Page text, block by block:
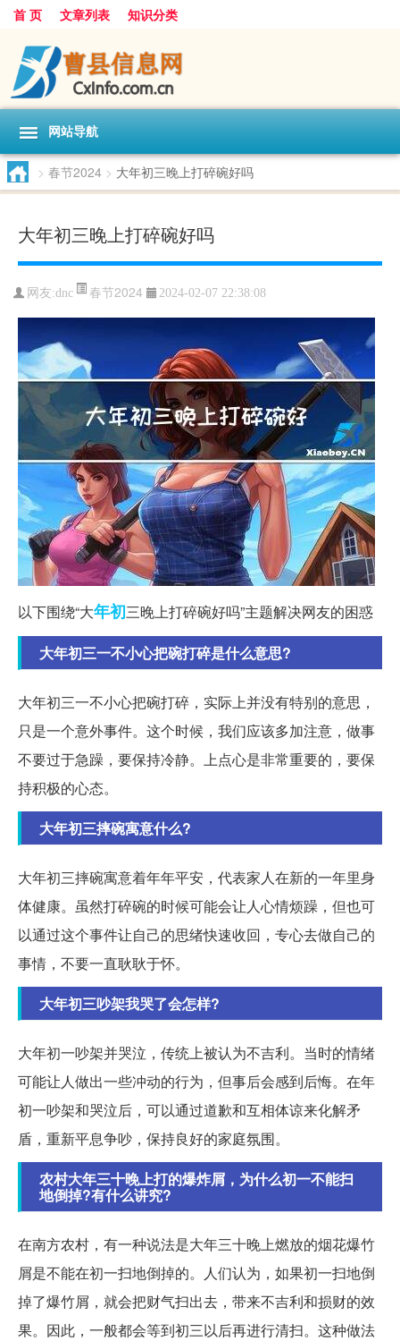
首 页 文章列表 知识分类
网站导航
> 春节2024 > 大年初三晚上打碎碗好吗
大年初三晚上打碎碗好吗
网友:dnc 春节2024 2024-02-07 22:38:08
以下围绕“大年初三晚上打碎碗好吗”主题解决网友的困惑
大年初三一不小心把碗打碎是什么意思?
大年初三一不小心把碗打碎，实际上并没有特别的意思，
只是一个意外事件。这个时候，我们应该多加注意，做事
不要过于急躁，要保持冷静。上点心是非常重要的，要保
持积极的心态。
大年初三摔碗寓意什么?
大年初三摔碗寓意着年年平安，代表家人在新的一年里身
体健康。虽然打碎碗的时候可能会让人心情烦躁，但也可
以通过这个事件让自己的思绪快速收回，专心去做自己的
事情，不要一直耿耿于怀。
大年初三吵架我哭了会怎样?
大年初一吵架并哭泣，传统上被认为不吉利。当时的情绪
可能让人做出一些冲动的行为，但事后会感到后悔。在年
初一吵架和哭泣后，可以通过道歉和互相体谅来化解矛
盾，重新平息争吵，保持良好的家庭氛围。
农村大年三十晚上打的爆炸屑，为什么初一不能扫
地倒掉?有什么讲究?
在南方农村，有一种说法是大年三十晚上燃放的烟花爆竹
屑是不能在初一扫地倒掉的。人们认为，如果初一扫地倒
掉了爆竹屑，就会把财气扫出去，带来不吉利和损财的效
果。因此，一般都会等到初三以后再进行清扫。这种做法